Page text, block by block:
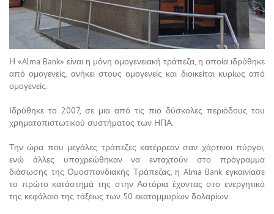
Η «Alma Bank» είναι η μόνη ομογενειακή τράπεζα, η οποία ιδρύθηκε
από ομογενείς, ανήκει στους ομογενείς και διοικείται κυρίως από
ομογενείς.
Ιδρύθηκε το 2007, σε μια από τις πιο δύσκολες περιόδους του
χρηματοπιστωτικού συστήματος των ΗΠΑ.
Την ώρα που μεγάλες τράπεζες κατέρρεαν σαν χάρτινοι πύργοι,
ενώ άλλες υποχρεώθηκαν να ενταχτούν στο πρόγραμμα
διάσωσης της Ομοσπονδιακής Τράπεζας, η Alma Bank εγκαινίασε
το πρώτο κατάστημά της στην Αστόρια έχοντας στο ενεργητικό
της κεφάλαιο της τάξεως των 50 εκατομμυρίων δολαρίων.